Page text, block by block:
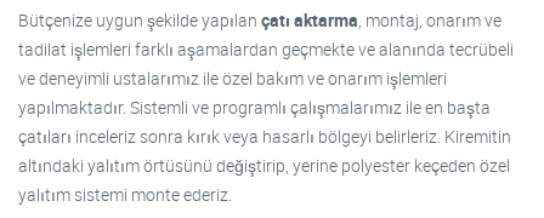
Bütçenize uygun şekilde yapılan çatı aktarma , montaj, onarım ve
tadilat işlemleri farklı aşamalardan geçmekte ve alanında tecrübeli
ve deneyimli ustalarımız ile özel bakım ve onarım işlemleri
yapılmaktadır. Sistemli ve programlı çalışmalarımız ile en başta
çatıları inceleriz sonra kırık veya hasarlı bölgeyi belirleriz. Kiremitin
altındaki yalıtım örtüsünü değiştirip, yerine polyester keçeden özel
yalıtım sistemi monte ederiz.